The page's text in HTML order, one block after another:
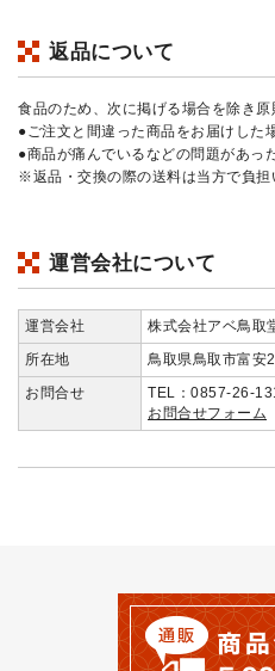
返品について
食品のため、次に掲げる場合を除き原
●ご注文と間違った商品をお届けした
●商品が痛んでいるなどの問題があっ
※返品・交換の際の送料は当方で負担
運営会社について
運営会社
株式会社アベ鳥取
所在地
鳥取県鳥取市富安
お問合せ
TEL：0857-26-
お問合せフォーム